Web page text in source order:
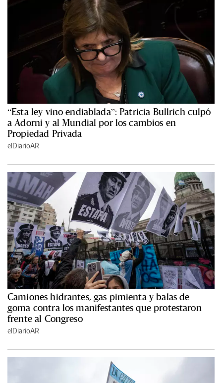
“Esta ley vino endiablada”: Patricia Bullrich culpó
a Adorni y al Mundial por los cambios en
Propiedad Privada
elDiarioAR
Camiones hidrantes, gas pimienta y balas de
goma contra los manifestantes que protestaron
frente al Congreso
elDiarioAR